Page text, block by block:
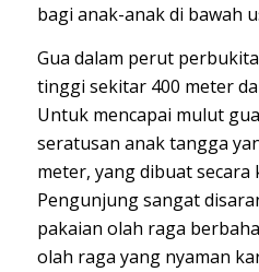
bagi anak-anak di bawah
Gua dalam perut
tinggi sekitar 400 meter
Untuk mencapai mulut
seratusan anak tangga
meter, yang dibuat secara
Pengunjung sangat
pakaian olah raga
olah raga yang nyaman